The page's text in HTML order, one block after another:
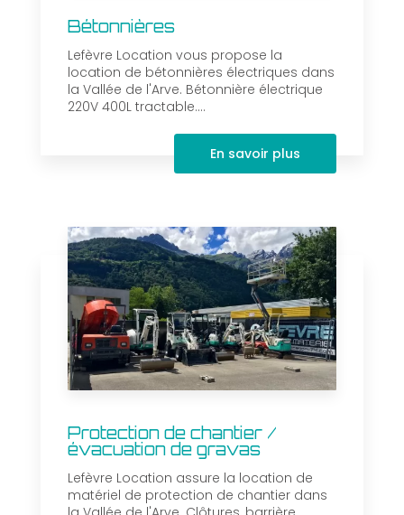
Bétonnières
Lefèvre Location vous propose la
location de bétonnières électriques dans
la Vallée de l'Arve. Bétonnière électrique
220V 400L tractable....
En savoir plus
Protection de chantier /
évacuation de gravas
Lefèvre Location assure la location de
matériel de protection de chantier dans